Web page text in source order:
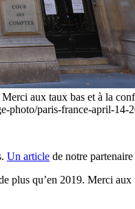
aux taux bas et à la
photo/paris-france-april-
Un article de notre
qu’en 2019. Merci